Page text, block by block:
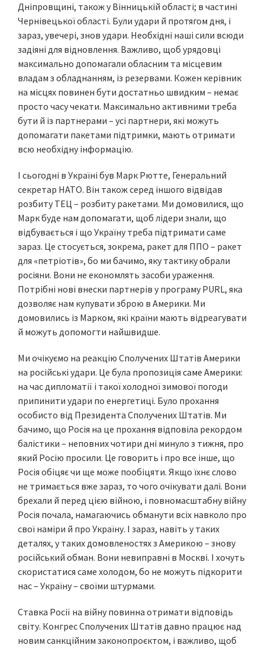
Дніпровщині, також у Вінницькій області; в частині
Чернівецької області. Були удари й протягом дня, і
зараз, увечері, знов удари. Необхідні наші сили всюди
задіяні для відновлення. Важливо, щоб урядовці
максимально допомагали обласним та місцевим
владам з обладнанням, із резервами. Кожен керівник
на місцях повинен бути достатньо швидким – немає
просто часу чекати. Максимально активними треба
бути й із партнерами – усі партнери, які можуть
допомагати пакетами підтримки, мають отримати
всю необхідну інформацію.
І сьогодні в Україні був Марк Рютте, Генеральний
секретар НАТО. Він також серед іншого відвідав
розбиту ТЕЦ – розбиту ракетами. Ми домовилися, що
Марк буде нам допомагати, щоб лідери знали, що
відбувається і що Україну треба підтримати саме
зараз. Це стосується, зокрема, ракет для ППО – ракет
для «петріотів», бо ми бачимо, яку тактику обрали
росіяни. Вони не економлять засоби ураження.
Потрібні нові внески партнерів у програму PURL, яка
дозволяє нам купувати зброю в Америки. Ми
домовились із Марком, які країни мають відреагувати
й можуть допомогти найшвидше.
Ми очікуємо на реакцію Сполучених Штатів Америки
на російські удари. Це була пропозиція саме Америки:
на час дипломатії і такої холодної зимової погоди
припинити удари по енергетиці. Було прохання
особисто від Президента Сполучених Штатів. Ми
бачимо, що Росія на це прохання відповіла рекордом
балістики – неповних чотири дні минуло з тижня, про
який Росію просили. Це говорить і про все інше, що
Росія обіцяє чи ще може пообіцяти. Якщо їхнє слово
не тримається вже зараз, то чого очікувати далі. Вони
брехали й перед цією війною, і повномасштабну війну
Росія почала, намагаючись обманути всіх навколо про
свої наміри й про Україну. І зараз, навіть у таких
деталях, у таких домовленостях з Америкою – знову
російський обман. Вони невиправні в Москві. І хочуть
скористатися саме холодом, бо не можуть підкорити
нас – Україну – своїми штурмами.
Ставка Росії на війну повинна отримати відповідь
світу. Конгрес Сполучених Штатів давно працює над
новим санкційним законопроєктом, і важливо, щоб